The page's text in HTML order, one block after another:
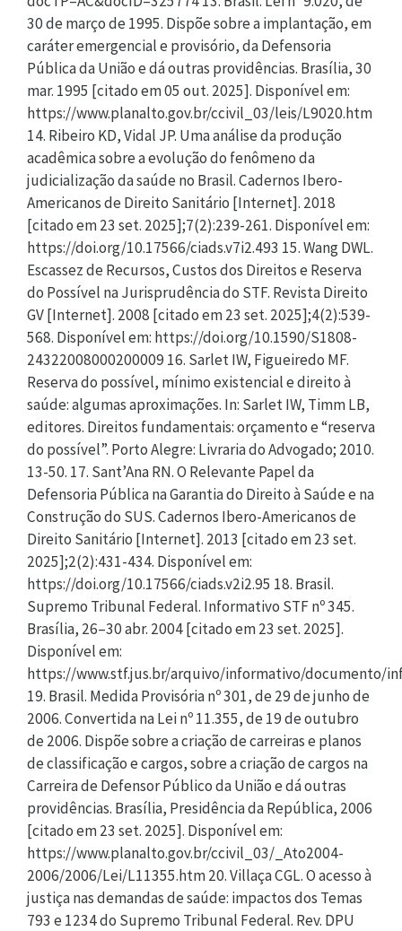
30 de março de 1995. Dispõe sobre a implantação, em
caráter emergencial e provisório, da Defensoria
Pública da União e dá outras providências. Brasília, 30
mar. 1995 [citado em 05 out. 2025]. Disponível em:
https://www.planalto.gov.br/ccivil_03/leis/L9020.htm
14. Ribeiro KD, Vidal JP. Uma análise da produção
acadêmica sobre a evolução do fenômeno da
judicialização da saúde no Brasil. Cadernos Ibero-
Americanos de Direito Sanitário [Internet]. 2018
[citado em 23 set. 2025];7(2):239-261. Disponível em:
https://doi.org/10.17566/ciads.v7i2.493 15. Wang DWL.
Escassez de Recursos, Custos dos Direitos e Reserva
do Possível na Jurisprudência do STF. Revista Direito
GV [Internet]. 2008 [citado em 23 set. 2025];4(2):539-
568. Disponível em: https://doi.org/10.1590/S1808-
24322008000200009 16. Sarlet IW, Figueiredo MF.
Reserva do possível, mínimo existencial e direito à
saúde: algumas aproximações. In: Sarlet IW, Timm LB,
editores. Direitos fundamentais: orçamento e “reserva
do possível”. Porto Alegre: Livraria do Advogado; 2010.
13-50. 17. Sant’Ana RN. O Relevante Papel da
Defensoria Pública na Garantia do Direito à Saúde e na
Construção do SUS. Cadernos Ibero-Americanos de
Direito Sanitário [Internet]. 2013 [citado em 23 set.
2025];2(2):431-434. Disponível em:
https://doi.org/10.17566/ciads.v2i2.95 18. Brasil.
Supremo Tribunal Federal. Informativo STF nº 345.
Brasília, 26–30 abr. 2004 [citado em 23 set. 2025].
Disponível em:
https://www.stf.jus.br/arquivo/informativo/documento/
19. Brasil. Medida Provisória nº 301, de 29 de junho de
2006. Convertida na Lei nº 11.355, de 19 de outubro
de 2006. Dispõe sobre a criação de carreiras e planos
de classificação e cargos, sobre a criação de cargos na
Carreira de Defensor Público da União e dá outras
providências. Brasília, Presidência da República, 2006
[citado em 23 set. 2025]. Disponível em:
https://www.planalto.gov.br/ccivil_03/_Ato2004-
2006/2006/Lei/L11355.htm 20. Villaça CGL. O acesso à
justiça nas demandas de saúde: impactos dos Temas
793 e 1234 do Supremo Tribunal Federal. Rev. DPU